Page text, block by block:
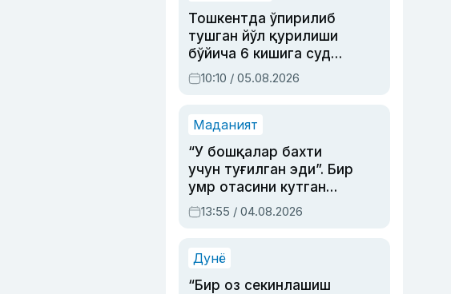
Тошкентда ўпирилиб
тушган йўл қурилиши
бўйича 6 кишига суд
ҳукми ўқилди
10:10 / 05.08.2026
Маданият
“У бошқалар бахти
учун туғилган эди”. Бир
умр отасини кутган
актриса ва дубльяж
устаси Римма
синовларга тўла ҳаёти
13:55 / 04.08.2026
Дунё
“Бир оз секинлашиш